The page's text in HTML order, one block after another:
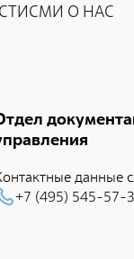
СМИ О НАС
данные
+7 (495) 545-57-